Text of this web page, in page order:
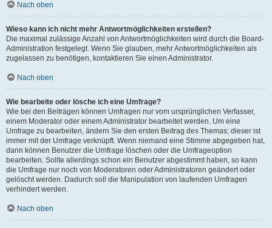
Nach oben
Wieso kann ich nicht mehr Antwortmöglichkeiten erstellen?
Die maximal zulässige Anzahl von Antwortmöglichkeiten wird durch die Board-
Administration festgelegt. Wenn Sie glauben, mehr Antwortmöglichkeiten als
zugelassen zu benötigen, kontaktieren Sie einen Administrator.
Nach oben
Wie bearbeite oder lösche ich eine Umfrage?
Wie bei den Beiträgen können Umfragen nur vom ursprünglichen Verfasser,
einem Moderator oder einem Administrator bearbeitet werden. Um eine
Umfrage zu bearbeiten, ändern Sie den ersten Beitrag des Themas; dieser ist
immer mit der Umfrage verknüpft. Wenn niemand eine Stimme abgegeben hat,
dann können Benutzer die Umfrage löschen oder die Umfrageoption
bearbeiten. Sollte allerdings schon ein Benutzer abgestimmt haben, so kann
die Umfrage nur noch von Moderatoren oder Administratoren geändert oder
gelöscht werden. Dadurch soll die Manipulation von laufenden Umfragen
verhindert werden.
Nach oben